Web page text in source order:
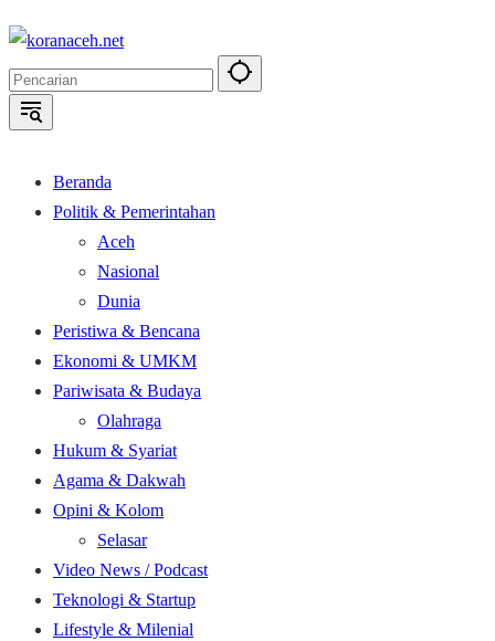
Langsung
konten
Beranda
Politik & Pemerintahan
Aceh
Nasional
Dunia
Peristiwa & Bencana
Ekonomi & UMKM
Pariwisata & Budaya
Olahraga
Hukum & Syariat
Agama & Dakwah
Opini & Kolom
Selasar
Video News / Podcast
Teknologi & Startup
Lifestyle & Milenial